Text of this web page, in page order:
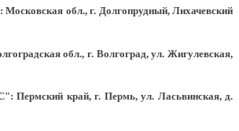
Московская обл., г. Долгопрудный, Лихачевский
обл., г. Волгоград, ул. Жигулевская,
край, г. Пермь, ул. Ласьвинская, д.